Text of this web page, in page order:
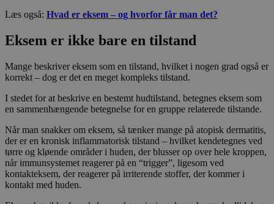
Læs også: Hvad er eksem – og hvorfor får man det?
Eksem er ikke bare en tilstand
Mange beskriver eksem som en tilstand, hvilket i nogen grad også er
korrekt – dog er det en meget kompleks tilstand.
I stedet for at beskrive en bestemt hudtilstand, betegnes eksem som
en sammenhængende betegnelse for en gruppe relaterede tilstande.
Når man snakker om eksem, så tænker mange på atopisk dermatitis,
der er en kronisk inflammatorisk tilstand – hvilket kendetegnes ved
tørre og kløende områder i huden, der blusser op over hele kroppen,
når immunsystemet reagerer på en “trigger”, ligesom ved
kontakteksem, der reagerer på irriterende stoffer, der kommer i
kontakt med huden.